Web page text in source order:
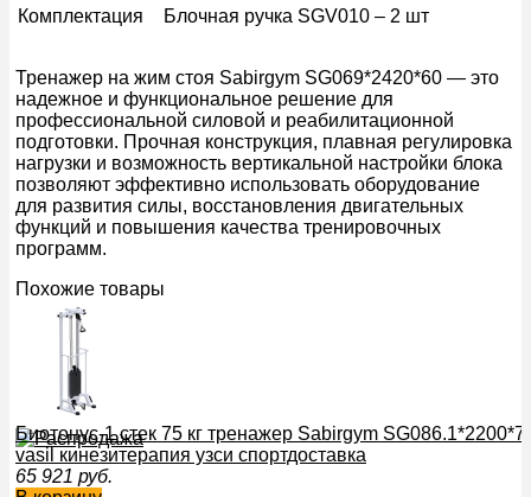
Комплектация Блочная ручка SGV010 – 2 шт
Тренажер на жим стоя Sabirgym SG069*2420*60 — это
надежное и функциональное решение для
профессиональной силовой и реабилитационной
подготовки. Прочная конструкция, плавная регулировка
нагрузки и возможность вертикальной настройки блока
позволяют эффективно использовать оборудование
для развития силы, восстановления двигательных
функций и повышения качества тренировочных
программ.
Похожие товары
Биотонус-1 стек 75 кг тренажер Sabirgym
vasil кинезитерапия узси спортдоставка
65 921 руб.